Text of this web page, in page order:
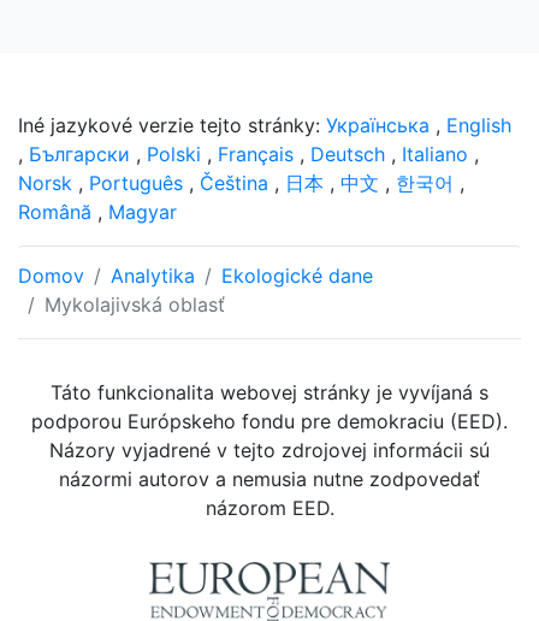
Domov Analytika
Ekologické dane
Mykolajivská oblasť
Iné jazykové verzie tejto stránky: Українська , English
, Български , Polski , Français , Deutsch , Italiano ,
Norsk , Português , Čeština , 日本 , 中文 , 한국어 ,
Română , Magyar
Táto funkcionalita webovej stránky je vyvíjaná s
podporou Európskeho fondu pre demokraciu (EED).
Názory vyjadrené v tejto zdrojovej informácii sú
názormi autorov a nemusia nutne zodpovedať
názorom EED.